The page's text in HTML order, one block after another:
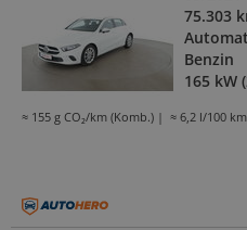
75.303
Benzin
165 kW
≈ 155 g CO₂/km (Komb.) ≈ 6,2 l/100